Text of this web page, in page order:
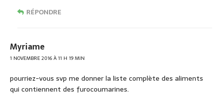
RÉPONDRE
Myriame
1 NOVEMBRE 2016 À 11 H 19 MIN
pourriez-vous svp me donner la liste complète des aliments
qui contiennent des furocoumarines.